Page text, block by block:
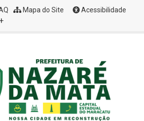
Mapa do Site
Acessibilidade